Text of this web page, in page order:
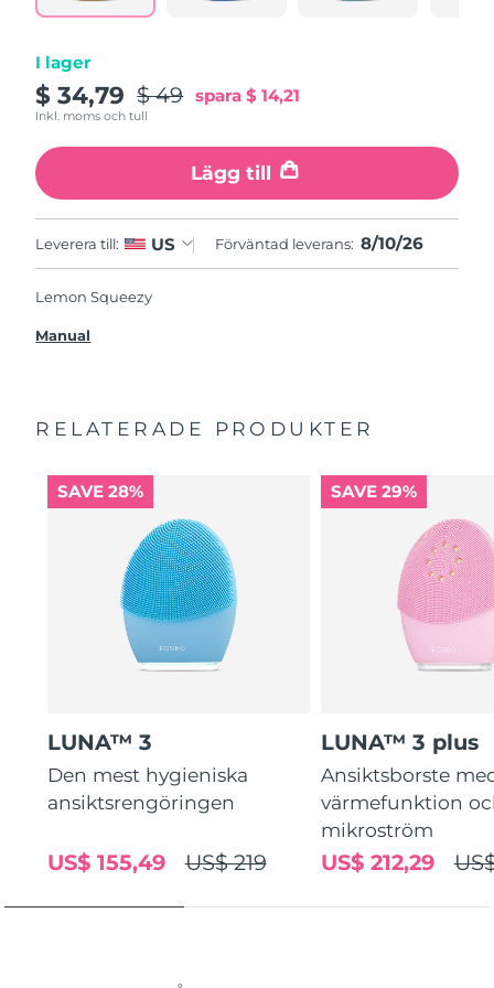
I lager
$ 34,79 $ 49 spara$ 14,21
Inkl. moms och tull
Lägg till
Leverera till: US Förväntad leverans: 8/10/26
Lemon Squeezy
Manual
RELATERADE PRODUKTER
SAVE 28%
LUNA™ 3
Den mest hygieniska
ansiktsrengöringen
US$ 219
US$ 155,49
SAVE 29%
LUNA™ 3 plus
Ansiktsborste
värmefunktion
mikroström
US$ 212,29